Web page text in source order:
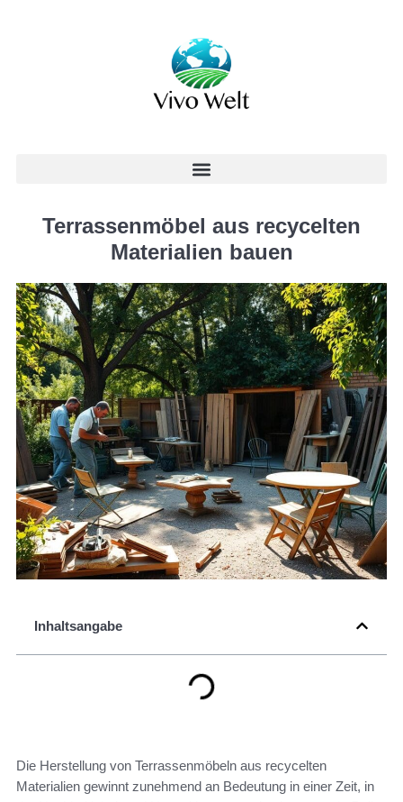
Terrassenmöbel aus recycelten
Materialien bauen
Inhaltsangabe
Die Herstellung von Terrassenmöbeln aus recycelten
Materialien gewinnt zunehmend an Bedeutung in einer Zeit, in